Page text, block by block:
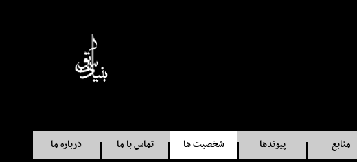
درباره ما تماس با ما شخصيت ها پيوندها منابع